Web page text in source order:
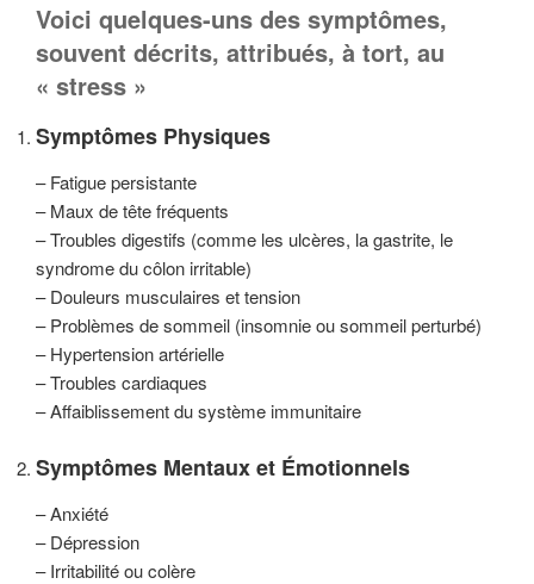
Voici quelques-uns des symptômes,
souvent décrits, attribués, à tort, au
« stress »
Symptômes Physiques
– Fatigue persistante
– Maux de tête fréquents
– Troubles digestifs (comme les ulcères, la gastrite, le
syndrome du côlon irritable)
– Douleurs musculaires et tension
– Problèmes de sommeil (insomnie ou sommeil perturbé)
– Hypertension artérielle
– Troubles cardiaques
– Affaiblissement du système immunitaire
Symptômes Mentaux et Émotionnels
– Anxiété
– Dépression
– Irritabilité ou colère